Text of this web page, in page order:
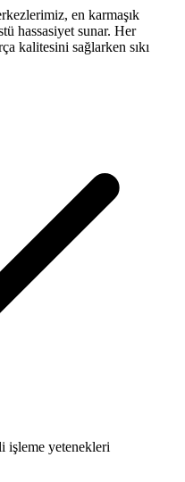
en karmaşık
hassasiyet sunar. Her
kalitesini sağlarken sıkı
işleme yetenekleri